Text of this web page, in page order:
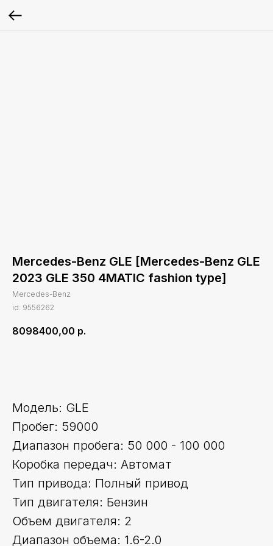
Mercedes-Benz GLE [Mercedes-Benz GLE
2023 GLE 350 4MATIC fashion type]
Mercedes-Benz
id: 9556262
8098400,00 р.
Модель: GLE
Пробег: 59000
Диапазон пробега: 50 000 - 100 000
Коробка передач: Автомат
Тип привода: Полный привод
Тип двигателя: Бензин
Объем двигателя: 2
Диапазон объема: 1.6-2.0